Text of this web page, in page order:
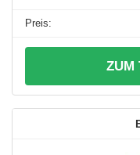
ZUM